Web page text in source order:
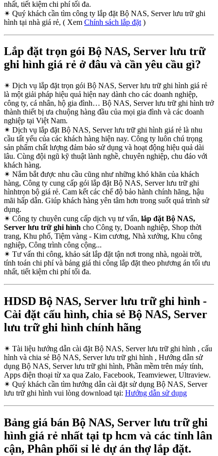
nhất, tiết kiệm chi phí tối đa.
✴ Quý khách cần tìm công ty lắp đặt Bộ NAS, Server lưu trữ ghi
hình tại nhà giá rẻ, ( Xem Chính sách lắp đặt )
Lắp đặt trọn gói Bộ NAS, Server lưu trữ
ghi hình giá rẻ ở đâu và cần yêu cầu gì?
✴ Dịch vụ lắp đặt trọn gói Bộ NAS, Server lưu trữ ghi hình giá rẻ
là một giải pháp hiệu quả hiện nay dành cho các doanh nghiệp,
công ty, cá nhân, hộ gia đình… Bộ NAS, Server lưu trữ ghi hình trở
thành thiết bị ưa chuộng hàng đầu của mọi gia đình và các doanh
nghiệp tại Việt Nam.
✴ Dịch vụ lắp đặt Bộ NAS, Server lưu trữ ghi hình giá rẻ là nhu
cầu tất yếu của các khách hàng hiện nay. Công ty luôn chú trọng
sản phẩm chất lượng đảm bảo sử dụng và hoạt động hiệu quả dài
lâu. Cùng đội ngũ kỹ thuật lành nghề, chuyên nghiệp, chu đáo với
khách hàng.
✴ Nắm bắt được nhu cầu cũng như những khó khăn của khách
hàng, Công ty cung cấp gói lắp đặt Bộ NAS, Server lưu trữ ghi
hìnhtrọn bộ giá rẻ. Cam kết các chế độ bảo hành chính hãng, hậu
mãi hấp dẫn. Giúp khách hàng yên tâm hơn trong suốt quá trình sử
dụng.
✴ Công ty chuyên cung cấp dịch vụ tư vấn, lắp đặt Bộ NAS,
Server lưu trữ ghi hình cho Công ty, Doanh nghiệp, Shop thời
trang, Khu phố, Tiệm vàng - Kim cương, Nhà xưởng, Khu công
nghiệp, Công trình công cộng...
✴ Tư vấn thi công, khảo sát lắp đặt tận nơi trong nhà, ngoài trời,
tính toán chi phí và bảng giá thi công lắp đặt theo phương án tối ưu
nhất, tiết kiệm chi phí tối đa.
HDSD Bộ NAS, Server lưu trữ ghi hình -
Cài đặt cấu hình, chia sẻ Bộ NAS, Server
lưu trữ ghi hình chính hãng
✴ Tài liệu hướng dẫn cài đặt Bộ NAS, Server lưu trữ ghi hình , cấu
hình và chia sẻ Bộ NAS, Server lưu trữ ghi hình , Hướng dẫn sử
dụng Bộ NAS, Server lưu trữ ghi hình, Phần mềm trên máy tính,
Apps điện thoại từ xa qua Zalo, Facebook, Teamviewer, Ultraview.
✴ Quý khách cần tìm hướng dẫn cài đặt sử dụng Bộ NAS, Server
lưu trữ ghi hình vui lòng download tại: Hướng dẫn sử dụng
Bảng giá bán Bộ NAS, Server lưu trữ ghi
hình giá rẻ nhất tại tp hcm và các tỉnh lân
cận, Phân phối sỉ lẻ dự án thợ lắp đặt.